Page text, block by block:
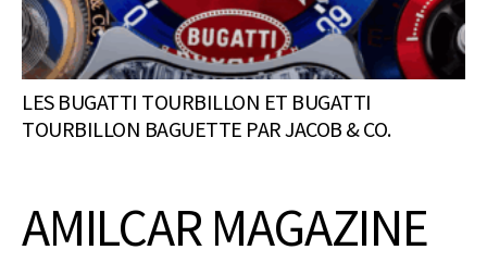
LES BUGATTI TOURBILLON ET BUGATTI
TOURBILLON BAGUETTE PAR JACOB & CO.
AMILCAR MAGAZINE